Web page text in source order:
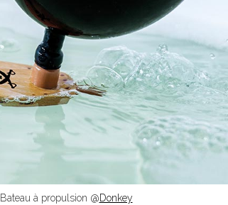
Bateau à propulsion @Donkey